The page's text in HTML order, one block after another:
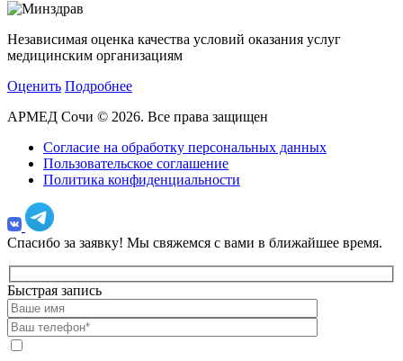
Независимая оценка качества условий оказания услуг
медицинским организациям
Оценить Подробнее
АРМЕД Сочи © 2026. Все права защищен
Согласие на обработку персональных данных
Пользовательское соглашение
Политика конфиденциальности
Спасибо за заявку! Мы свяжемся с вами в ближайшее время.
Быстрая запись